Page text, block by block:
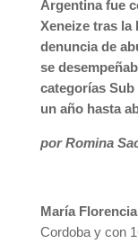
Argentina fue
Xeneize tras la
denuncia de
se
categorías
un año hasta
por Romina
María
Cordoba y con